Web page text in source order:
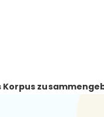
Korpus